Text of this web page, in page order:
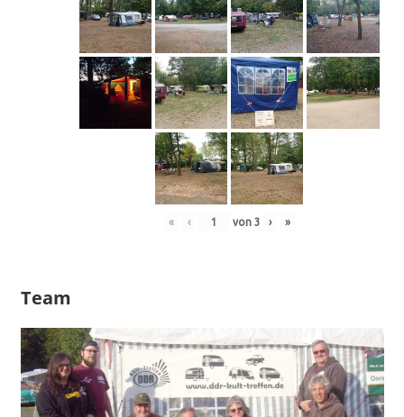
« ‹ von 3 › »
Team